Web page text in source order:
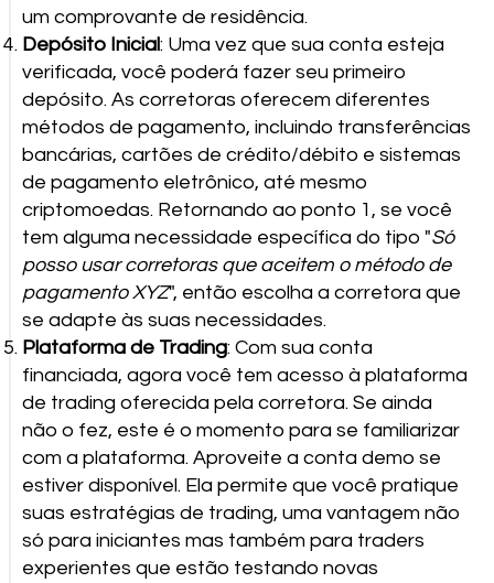
um comprovante de residência.
Depósito Inicial: Uma vez que sua conta esteja
verificada, você poderá fazer seu primeiro
depósito. As corretoras oferecem diferentes
métodos de pagamento, incluindo transferências
bancárias, cartões de crédito/débito e sistemas
de pagamento eletrônico, até mesmo
criptomoedas. Retornando ao ponto 1, se você
tem alguma necessidade específica do tipo "Só
posso usar corretoras que aceitem o método de
pagamento XYZ", então escolha a corretora que
se adapte às suas necessidades.
Plataforma de Trading: Com sua conta
financiada, agora você tem acesso à plataforma
de trading oferecida pela corretora. Se ainda
não o fez, este é o momento para se familiarizar
com a plataforma. Aproveite a conta demo se
estiver disponível. Ela permite que você pratique
suas estratégias de trading, uma vantagem não
só para iniciantes mas também para traders
experientes que estão testando novas